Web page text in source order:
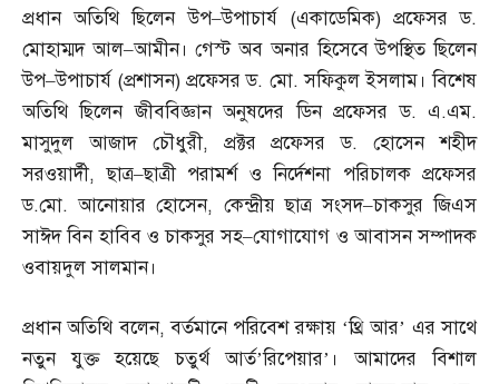
প্রধান অতিথি ছিলেন উপ–উপাচার্য (একাডেমিক) প্রফেসর ড.
মোহাম্মদ আল–আমীন। গেস্ট অব অনার হিসেবে উপস্থিত ছিলেন
উপ–উপাচার্য (প্রশাসন)প্রফেসর ড. মো.সফিকুল ইসলাম। বিশেষ
অতিথি ছিলেন জীববিজ্ঞান অনুষদের ডিন প্রফেসর ড.এ.এম.
মাসুদুল আজাদ চৌধুরী, প্রক্টর প্রফেসর ড.হোসেন শহীদ
সরওয়ার্দী,ছাত্র–ছাত্রী পরামর্শ ও নির্দেশনা পরিচালক প্রফেসর
ড.মো.আনোয়ার হোসেন, কেন্দ্রীয় ছাত্র সংসদ–চাকসুর জিএস
সাঈদ বিন হাবিব ও চাকসুর সহ–যোগাযোগ ও আবাসন সম্পাদক
ওবায়দুল সালমান।
প্রধান অতিথি বলেন,বর্তমানে পরিবেশ রক্ষায় ‘থ্রি আর’ এর সাথে
নতুন যুক্ত হয়েছে চতুর্থ আর্ত’রিপেয়ার’। আমাদের বিশাল